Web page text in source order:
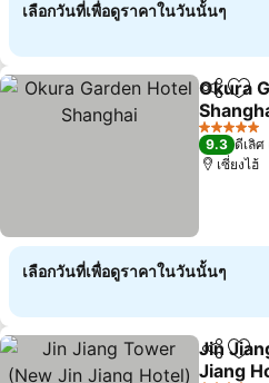
เลือกวันที่เพื่อดูราคาในวันนั้นๆ
แชร์ เพิ่
Okura
5 ดาว
9.3 ดีเลิศ
เซี่ยงไฮ้
เลือกวันที่เพื่อดูราคาในวันนั้นๆ
แชร์ เพิ่
Jin
Jiang